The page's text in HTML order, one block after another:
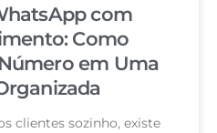
com
Como
em Uma
clientes sozinho, existe